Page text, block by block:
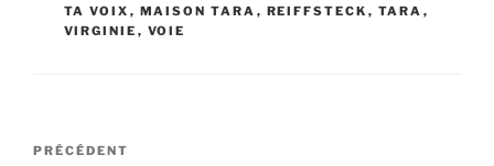
TA VOIX , MAISON TARA , REIFFSTECK , TARA ,
VIRGINIE , VOIE
Navigation
Article
PRÉCÉDENT